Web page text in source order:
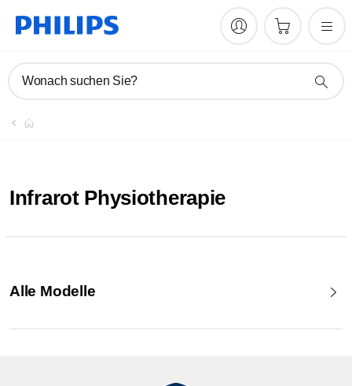
Wonach suchen Sie?
Infrarot Physiotherapie
Alle Modelle